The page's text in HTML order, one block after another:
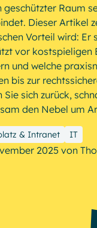
geschützter Raum
Dieser Artikel
Vorteil wird:
vor kostspieligen
und welche
bis zur
sich zurück,
den Nebel um
& Intranet IT
2025 von